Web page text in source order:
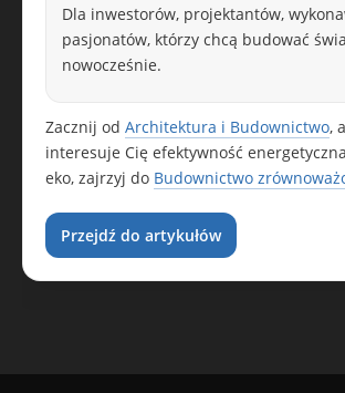
Dla inwestorów, projektantów,
pasjonatów, którzy chcą budować
nowocześnie.
Zacznij od Architektura i Budownictwo,
interesuje Cię efektywność
eko, zajrzyj do Budownictwo
Przejdź do artykułów